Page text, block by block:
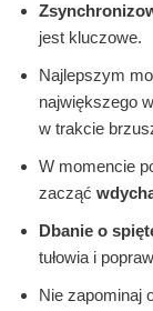
jest kluczowe.
Najlepszym
największego
w trakcie
W momencie
zacząć
Dbanie o
tułowia i
Nie zapominaj